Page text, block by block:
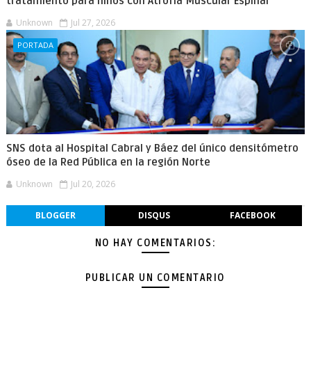
Unknown Jul 27, 2026
PORTADA
SNS dota al Hospital Cabral y Báez del único densitómetro
óseo de la Red Pública en la región Norte
Unknown Jul 20, 2026
BLOGGER DISQUS FACEBOOK
NO HAY COMENTARIOS:
PUBLICAR UN COMENTARIO